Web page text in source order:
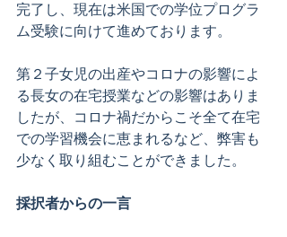
完了し、現在は米国での学位プログラ
ム受験に向けて進めております。
第２子女児の出産やコロナの影響によ
る長女の在宅授業などの影響はありま
したが、コロナ禍だからこそ全て在宅
での学習機会に恵まれるなど、弊害も
少なく取り組むことができました。
採択者からの一言